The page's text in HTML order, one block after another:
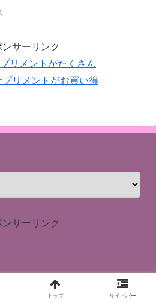
ンサーリンク
リメントがたくさん
リメントがお買い得
ンサーリンク
プライバシー・ポリシー
トップ サイドバー